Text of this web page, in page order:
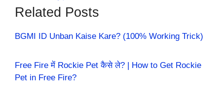
Related Posts
BGMI ID Unban Kaise Kare? (100% Working Trick)
Free Fire में Rockie Pet कैसे ले? | How to Get Rockie
Pet in Free Fire?